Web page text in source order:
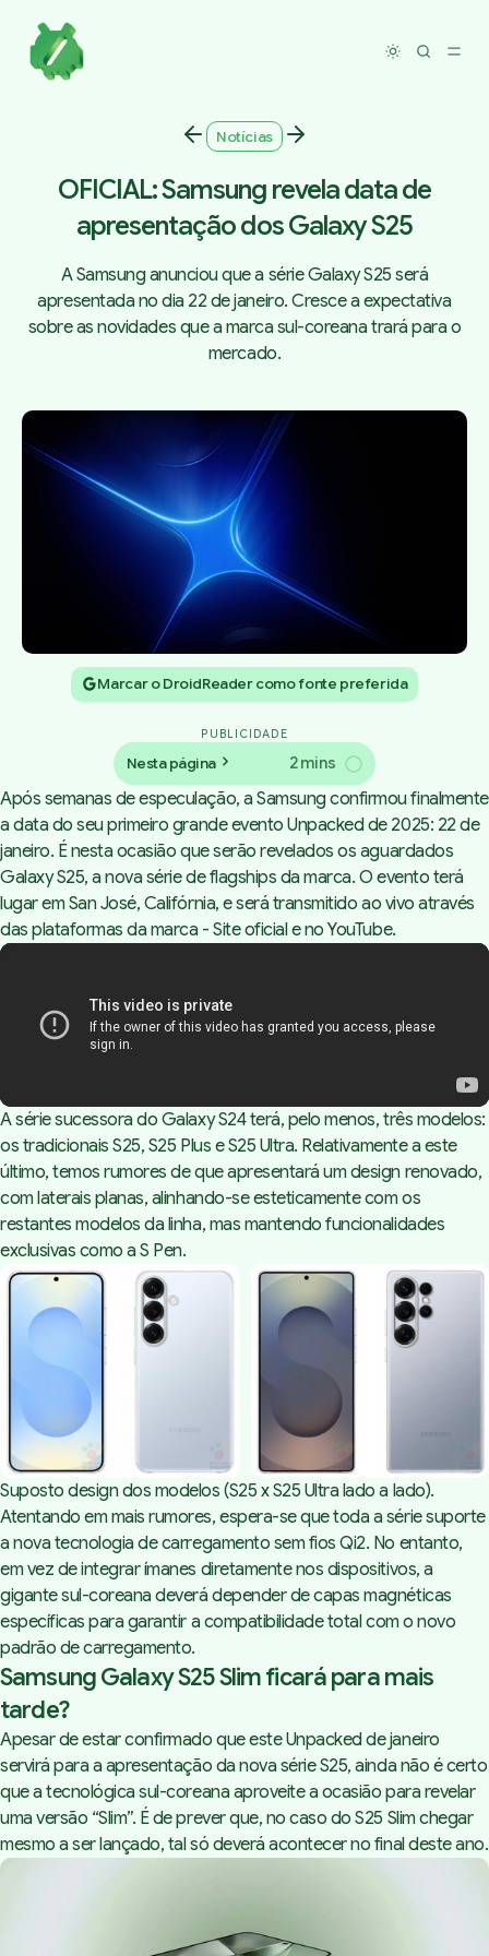
Toggle
Notícias
OFICIAL: Samsung revela data de
apresentação dos Galaxy S25
A Samsung anunciou que a série Galaxy S25 será
apresentada no dia 22 de janeiro. Cresce a expectativa
sobre as novidades que a marca sul-coreana trará para o
mercado.
Marcar o DroidReader como fonte preferida
PUBLICIDADE
Nesta página 2 mins
Após semanas de especulação, a Samsung confirmou finalmente
a data do seu primeiro grande evento Unpacked de 2025: 22 de
janeiro. É nesta ocasião que serão revelados os aguardados
Galaxy S25, a nova série de flagships da marca. O evento terá
lugar em San José, Califórnia, e será transmitido ao vivo através
das plataformas da marca - Site oficial e no YouTube.
A série sucessora do Galaxy S24 terá, pelo menos, três modelos:
os tradicionais S25, S25 Plus e S25 Ultra. Relativamente a este
último, temos rumores de que apresentará um design renovado,
com laterais planas, alinhando-se esteticamente com os
restantes modelos da linha, mas mantendo funcionalidades
exclusivas como a S Pen.
Suposto design dos modelos (S25 x S25 Ultra lado a lado).
Atentando em mais rumores, espera-se que toda a série suporte
a nova tecnologia de carregamento sem fios Qi2. No entanto,
em vez de integrar ímanes diretamente nos dispositivos, a
gigante sul-coreana deverá depender de capas magnéticas
específicas para garantir a compatibilidade total com o novo
padrão de carregamento.
Samsung Galaxy S25 Slim ficará para mais
tarde?
Apesar de estar confirmado que este Unpacked de janeiro
servirá para a apresentação da nova série S25, ainda não é certo
que a tecnológica sul-coreana aproveite a ocasião para revelar
uma versão “Slim”. É de prever que, no caso do S25 Slim chegar
mesmo a ser lançado, tal só deverá acontecer no final deste ano.